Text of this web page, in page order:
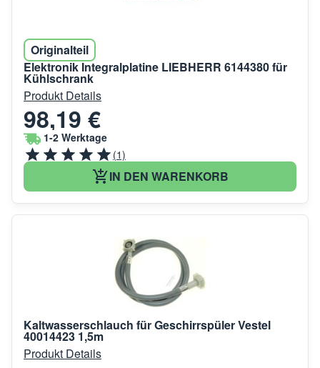
Originalteil
Elektronik Integralplatine LIEBHERR 6144380 für
Kühlschrank
Produkt Details
98,19 €
1-2 Werktage
(1)
IN DEN WARENKORB
Kaltwasserschlauch für Geschirrspüler Vestel
40014423 1,5m
Produkt Details